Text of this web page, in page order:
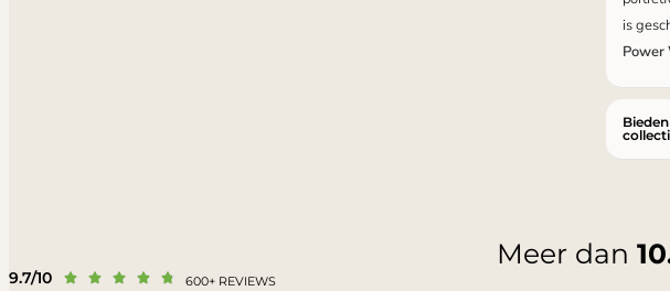
is
Power
Meer dan
9.7/10      600+ REVIEWS